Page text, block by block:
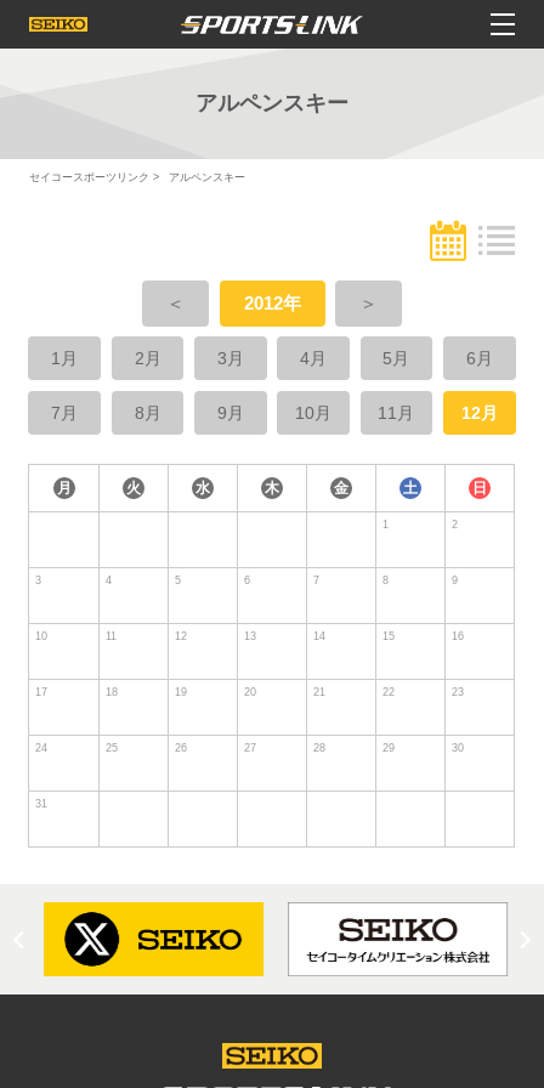
アルペンスキー
セイコースポーツリンク アルペンスキー
＜ 2012年 ＞
1月 2月 3月 4月 5月 6月
7月 8月 9月 10月 11月 12月
月 火 水 木 金 土 日
1 2
3 4 5 6 7 8 9
10 11 12 13 14 15 16
17 18 19 20 21 22 23
24 25 26 27 28 29 30
31